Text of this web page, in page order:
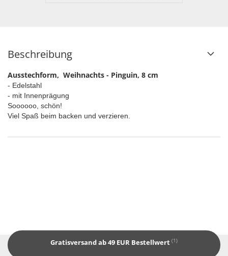
Beschreibung
Ausstechform, Weihnachts - Pinguin, 8 cm
- Edelstahl
- mit Innenprägung
Soooooo, schön!
Viel Spaß beim backen und verzieren.
Gratisversand ab 49 EUR Bestellwert (1)